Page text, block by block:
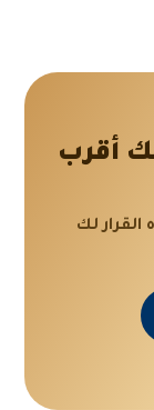
أقرب
وبعده القرار لك